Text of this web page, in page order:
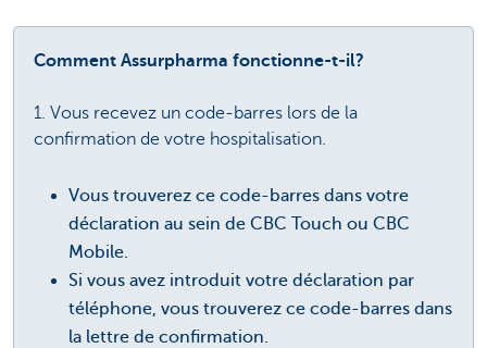
Comment Assurpharma fonctionne-t-il?
1. Vous recevez un code-barres lors de la
confirmation de votre hospitalisation.
Vous trouverez ce code-barres dans votre
déclaration au sein de CBC Touch ou CBC
Mobile.
Si vous avez introduit votre déclaration par
téléphone, vous trouverez ce code-barres dans
la lettre de confirmation.